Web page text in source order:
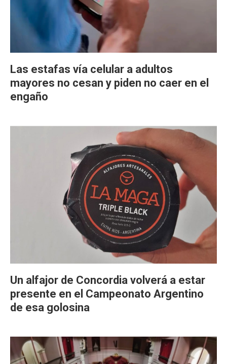
Las estafas vía celular a adultos
mayores no cesan y piden no caer en el
engaño
Un alfajor de Concordia volverá a estar
presente en el Campeonato Argentino
de esa golosina